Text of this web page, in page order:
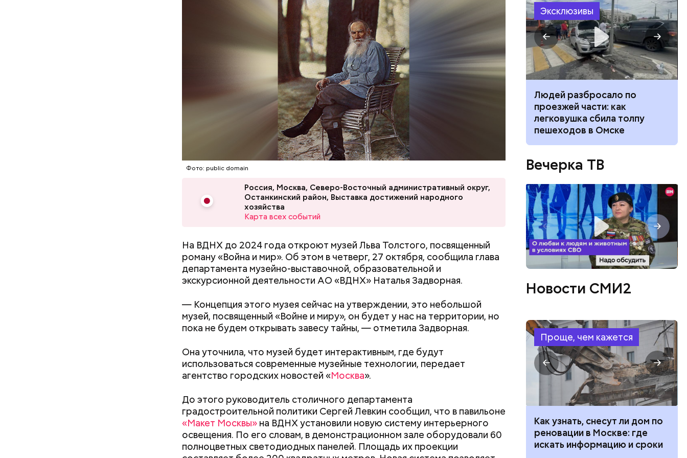
Фото: public domain
Россия, Москва, Северо-Восточный административный округ,
Останкинский район, Выставка достижений народного
хозяйства
Карта всех событий
На ВДНХ до 2024 года откроют музей Льва Толстого, посвященный
роману «Война и мир». Об этом в четверг, 27 октября, сообщила глава
департамента музейно-выставочной, образовательной и
экскурсионной деятельности АО «ВДНХ» Наталья Задворная.
— Концепция этого музея сейчас на утверждении, это небольшой
музей, посвященный «Войне и миру», он будет у нас на территории, но
пока не будем открывать завесу тайны, — отметила Задворная.
Она уточнила, что музей будет интерактивным, где будут
использоваться современные музейные технологии, передает
агентство городских новостей «Москва».
До этого руководитель столичного департамента
градостроительной политики Сергей Левкин сообщил, что в павильоне
«Макет Москвы» на ВДНХ установили новую систему интерьерного
освещения. По его словам, в демонстрационном зале оборудовали 60
полноцветных светодиодных панелей. Площадь их проекции
Мавзолей
Мавзолей Ленина — это памятник, музей, а также усыпальница всем
известного вождя советского народа Владимира Ильича Ленина. Он
находится в самом центре Красной площади. Более того, мавзолей
Ленина является одним из важных объектов, охраняемых ЮНЕСКО.
— А меня ужасно раздражает, когда пассажиры смотрят видео или
слушают музыку без наушников, — отметила Дарья, 24 года.
ставят. А ты присесть хочешь после рабочего дня, но не можешь — из-
за их дурацких сумок, — посетовала Катя, 20 лет.
Эксклюзивы
Хотела спасти малыша: как
мать и сын погибли при
падении из окна в Раменском
Вода за 10 тысяч: поможет ли
японский напиток сбросить
лишний вес
Людей разбросало по
проезжей части: как
легковушка сбила толпу
пешеходов в Омске
Вечерка ТВ
Новости СМИ2
Проще, чем кажется
Как поменять батареи дома и
не получить штраф
Как получить до 100 тысяч
рублей от государства при
трудной ситуации: кто может
Как узнать, снесут ли дом по
реновации в Москве: где
искать информацию и сроки